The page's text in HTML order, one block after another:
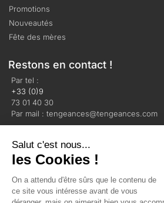
Promotions
Nouveautés
Fête des mères
Restons en contact !
Par tel :
+33 (0)9
73 01 40 30
Par mail : tengeances@tengeances.com
Mentions légales
Salut c'est nous...
les Cookies !
On a attendu d'être sûrs que le contenu de
ce site vous intéresse avant de vous